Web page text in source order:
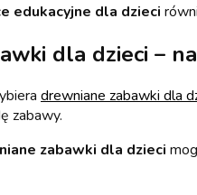
edukacyjne dla dzieci
dla dzieci –
drewniane zabawki dla
zabawy.
zabawki dla dzieci